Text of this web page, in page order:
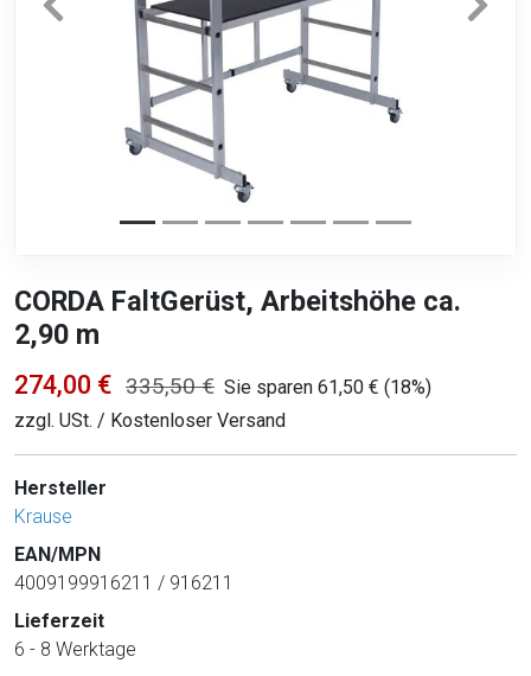
CORDA FaltGerüst, Arbeitshöhe ca.
2,90 m
274,00 € 335,50 € Sie sparen 61,50 € (18%)
zzgl. USt. / Kostenloser Versand
Hersteller
Krause
EAN/MPN
4009199916211 / 916211
Lieferzeit
6 - 8 Werktage